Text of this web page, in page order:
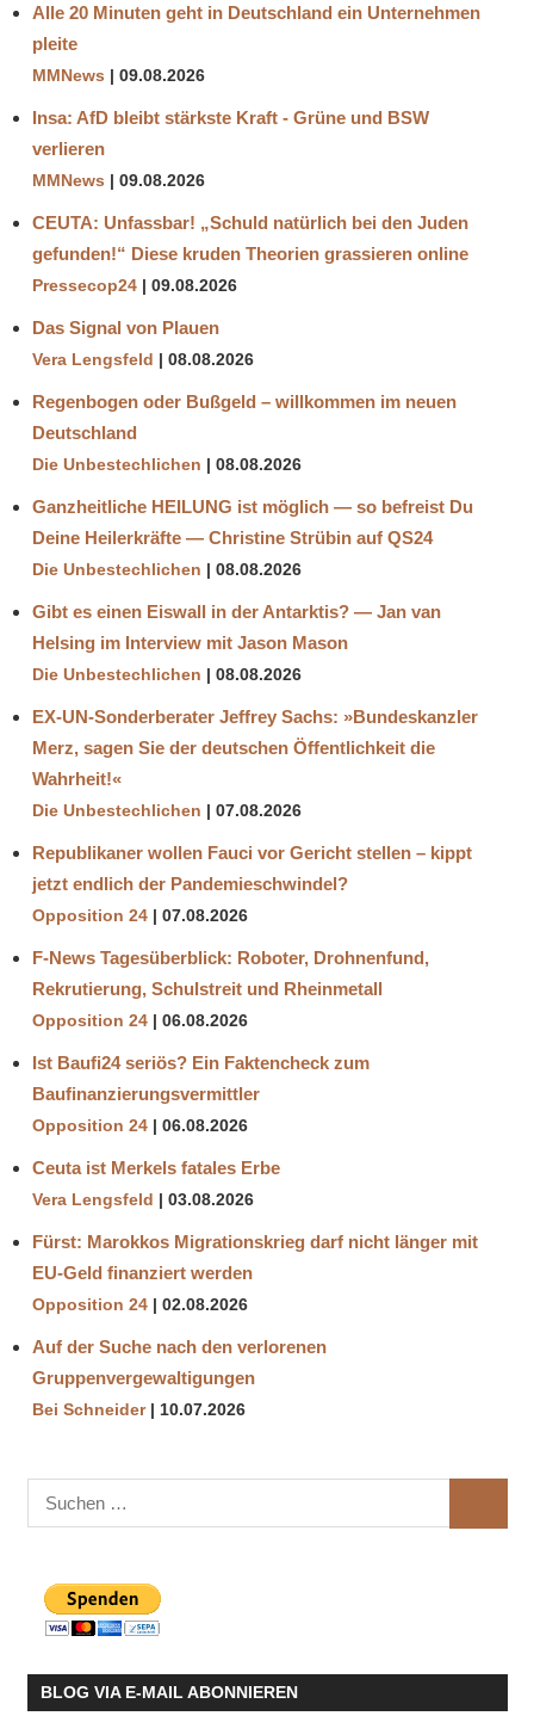
Alle 20 Minuten geht in Deutschland ein Unternehmen
pleite
MMNews 09.08.2026
Insa: AfD bleibt stärkste Kraft - Grüne und BSW
verlieren
MMNews 09.08.2026
CEUTA: Unfassbar! „Schuld natürlich bei den Juden
gefunden!“ Diese kruden Theorien grassieren online
Pressecop24 09.08.2026
Das Signal von Plauen
Vera Lengsfeld 08.08.2026
Regenbogen oder Bußgeld – willkommen im neuen
Deutschland
Die Unbestechlichen 08.08.2026
Ganzheitliche HEILUNG ist möglich — so befreist Du
Deine Heilerkräfte — Christine Strübin auf QS24
Die Unbestechlichen 08.08.2026
Gibt es einen Eiswall in der Antarktis? — Jan van
Helsing im Interview mit Jason Mason
Die Unbestechlichen 08.08.2026
EX-UN-Sonderberater Jeffrey Sachs: »Bundeskanzler
Merz, sagen Sie der deutschen Öffentlichkeit die
Wahrheit!«
Die Unbestechlichen 07.08.2026
Republikaner wollen Fauci vor Gericht stellen – kippt
jetzt endlich der Pandemieschwindel?
Opposition 24 07.08.2026
F-News Tagesüberblick: Roboter, Drohnenfund,
Rekrutierung, Schulstreit und Rheinmetall
Opposition 24 06.08.2026
Ist Baufi24 seriös? Ein Faktencheck zum
Baufinanzierungsvermittler
Opposition 24 06.08.2026
Ceuta ist Merkels fatales Erbe
Vera Lengsfeld 03.08.2026
Fürst: Marokkos Migrationskrieg darf nicht länger mit
EU-Geld finanziert werden
Opposition 24 02.08.2026
Auf der Suche nach den verlorenen
Gruppenvergewaltigungen
Bei Schneider 10.07.2026
Suchen
nach:
BLOG VIA E-MAIL ABONNIEREN